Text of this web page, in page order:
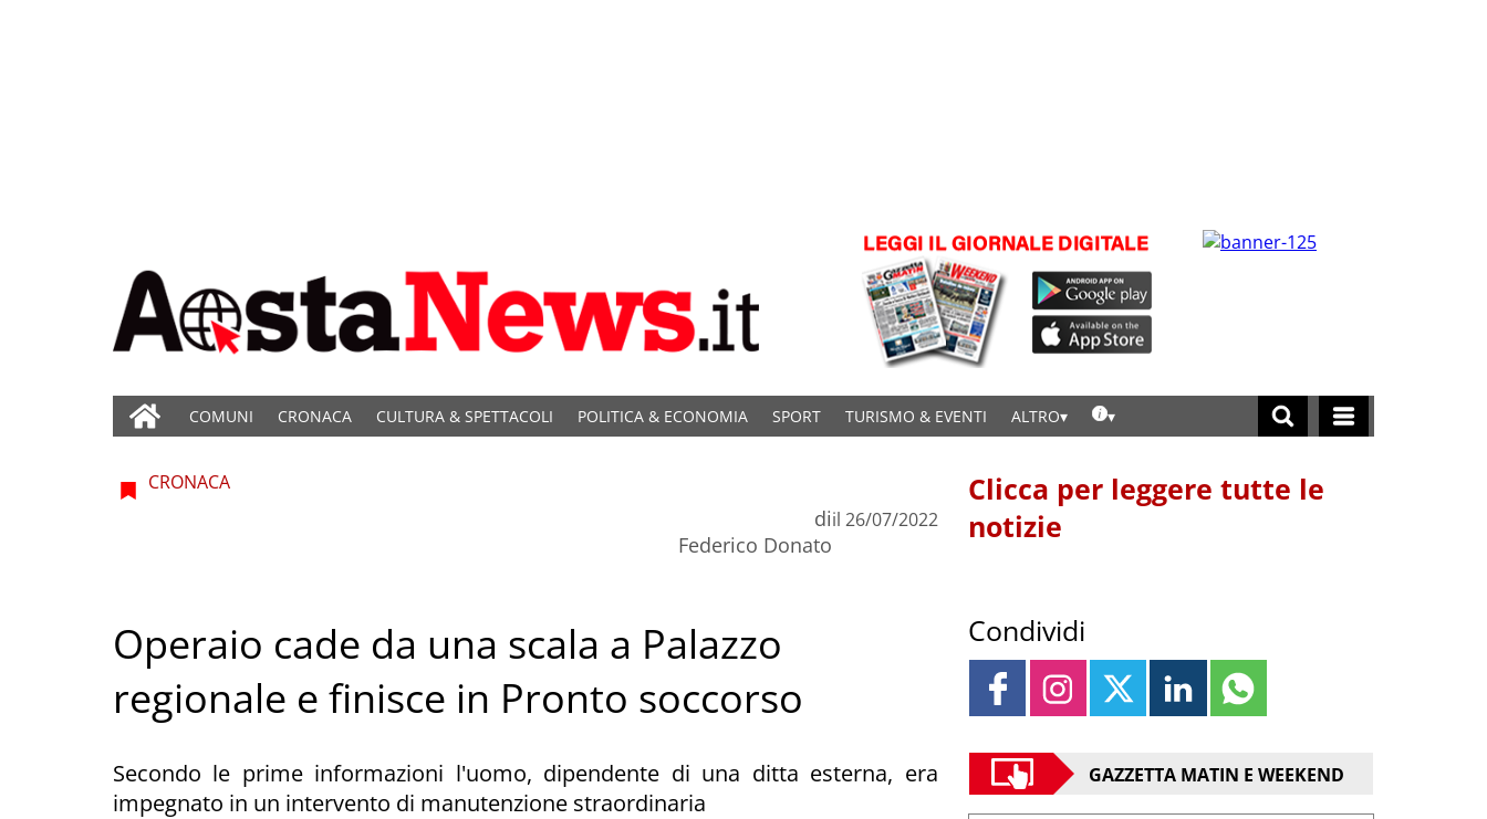
COMUNI CRONACA CULTURA & SPETTACOLI POLITICA & ECONOMIA SPORT TURISMO & EVENTI ALTRO
CRONACA
di
Federico Donato
il 26/07/2022
Operaio cade da una scala a Palazzo
regionale e finisce in Pronto soccorso
Secondo le prime informazioni l'uomo, dipendente di una ditta esterna, era
impegnato in un intervento di manutenzione straordinaria
Clicca per leggere tutte le
notizie
Condividi
GAZZETTA MATIN E WEEKEND